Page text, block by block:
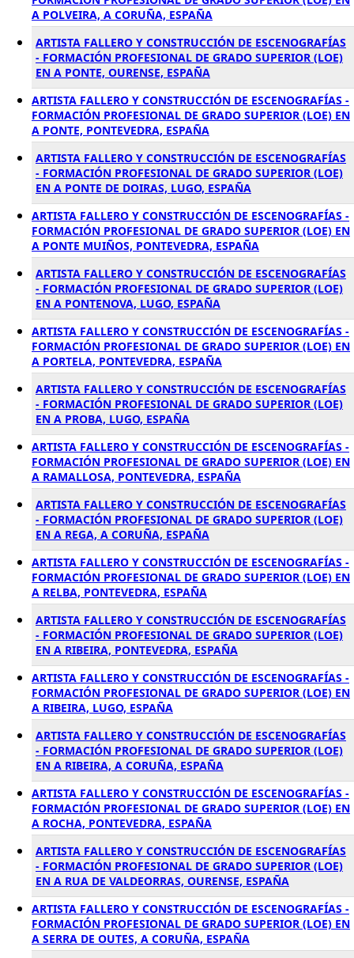
A POLVEIRA, A CORUÑA, ESPAÑA
ARTISTA FALLERO Y CONSTRUCCIÓN DE ESCENOGRAFÍAS
- FORMACIÓN PROFESIONAL DE GRADO SUPERIOR (LOE)
EN A PONTE, OURENSE, ESPAÑA
ARTISTA FALLERO Y CONSTRUCCIÓN DE ESCENOGRAFÍAS -
FORMACIÓN PROFESIONAL DE GRADO SUPERIOR (LOE) EN
A PONTE, PONTEVEDRA, ESPAÑA
ARTISTA FALLERO Y CONSTRUCCIÓN DE ESCENOGRAFÍAS
- FORMACIÓN PROFESIONAL DE GRADO SUPERIOR (LOE)
EN A PONTE DE DOIRAS, LUGO, ESPAÑA
ARTISTA FALLERO Y CONSTRUCCIÓN DE ESCENOGRAFÍAS -
FORMACIÓN PROFESIONAL DE GRADO SUPERIOR (LOE) EN
A PONTE MUIÑOS, PONTEVEDRA, ESPAÑA
ARTISTA FALLERO Y CONSTRUCCIÓN DE ESCENOGRAFÍAS
- FORMACIÓN PROFESIONAL DE GRADO SUPERIOR (LOE)
EN A PONTENOVA, LUGO, ESPAÑA
ARTISTA FALLERO Y CONSTRUCCIÓN DE ESCENOGRAFÍAS -
FORMACIÓN PROFESIONAL DE GRADO SUPERIOR (LOE) EN
A PORTELA, PONTEVEDRA, ESPAÑA
ARTISTA FALLERO Y CONSTRUCCIÓN DE ESCENOGRAFÍAS
- FORMACIÓN PROFESIONAL DE GRADO SUPERIOR (LOE)
EN A PROBA, LUGO, ESPAÑA
ARTISTA FALLERO Y CONSTRUCCIÓN DE ESCENOGRAFÍAS -
FORMACIÓN PROFESIONAL DE GRADO SUPERIOR (LOE) EN
A RAMALLOSA, PONTEVEDRA, ESPAÑA
ARTISTA FALLERO Y CONSTRUCCIÓN DE ESCENOGRAFÍAS
- FORMACIÓN PROFESIONAL DE GRADO SUPERIOR (LOE)
EN A REGA, A CORUÑA, ESPAÑA
ARTISTA FALLERO Y CONSTRUCCIÓN DE ESCENOGRAFÍAS -
FORMACIÓN PROFESIONAL DE GRADO SUPERIOR (LOE) EN
A RELBA, PONTEVEDRA, ESPAÑA
ARTISTA FALLERO Y CONSTRUCCIÓN DE ESCENOGRAFÍAS
- FORMACIÓN PROFESIONAL DE GRADO SUPERIOR (LOE)
EN A RIBEIRA, PONTEVEDRA, ESPAÑA
ARTISTA FALLERO Y CONSTRUCCIÓN DE ESCENOGRAFÍAS -
FORMACIÓN PROFESIONAL DE GRADO SUPERIOR (LOE) EN
A RIBEIRA, LUGO, ESPAÑA
ARTISTA FALLERO Y CONSTRUCCIÓN DE ESCENOGRAFÍAS
- FORMACIÓN PROFESIONAL DE GRADO SUPERIOR (LOE)
EN A RIBEIRA, A CORUÑA, ESPAÑA
ARTISTA FALLERO Y CONSTRUCCIÓN DE ESCENOGRAFÍAS -
FORMACIÓN PROFESIONAL DE GRADO SUPERIOR (LOE) EN
A ROCHA, PONTEVEDRA, ESPAÑA
ARTISTA FALLERO Y CONSTRUCCIÓN DE ESCENOGRAFÍAS
- FORMACIÓN PROFESIONAL DE GRADO SUPERIOR (LOE)
EN A RUA DE VALDEORRAS, OURENSE, ESPAÑA
ARTISTA FALLERO Y CONSTRUCCIÓN DE ESCENOGRAFÍAS -
FORMACIÓN PROFESIONAL DE GRADO SUPERIOR (LOE) EN
A SERRA DE OUTES, A CORUÑA, ESPAÑA